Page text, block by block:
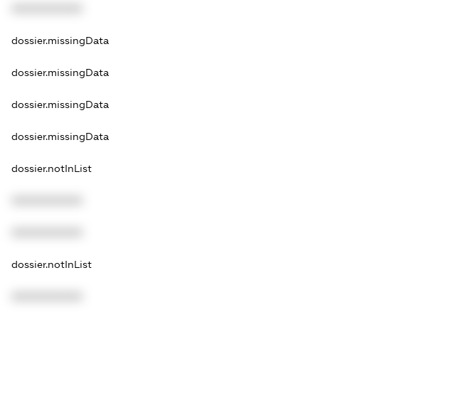
dossier.missingData
dossier.missingData
dossier.missingData
dossier.missingData
dossier.notInList
dossier.notInList